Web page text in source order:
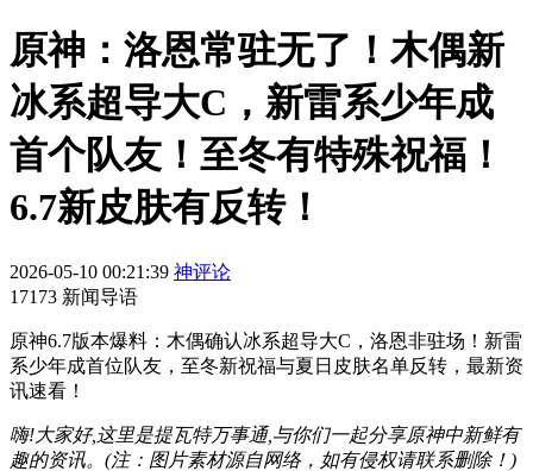
原神：洛恩常驻无了！木偶新
冰系超导大C，新雷系少年成
首个队友！至冬有特殊祝福！
6.7新皮肤有反转！
2026-05-10 00:21:39 神评论
17173 新闻导语
原神6.7版本爆料：木偶确认冰系超导大C，洛恩非驻场！新雷
系少年成首位队友，至冬新祝福与夏日皮肤名单反转，最新资
讯速看！
嗨!大家好,这里是提瓦特万事通,与你们一起分享原神中新鲜有
趣的资讯。 (注：图片素材源自网络， 如有侵权请联系删除！ )